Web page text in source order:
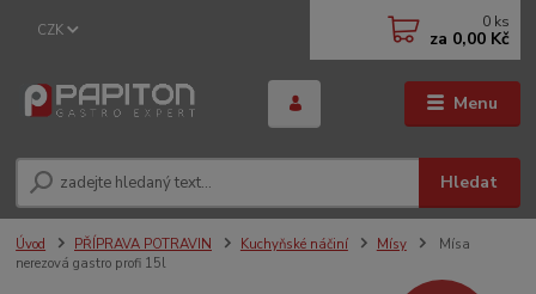
Menu
CZK
Hledat
0 ks
za 0,00 Kč
Úvod PŘÍPRAVA POTRAVIN Kuchyňské náčiní Mísy
Mísa
nerezová gastro profi 15l